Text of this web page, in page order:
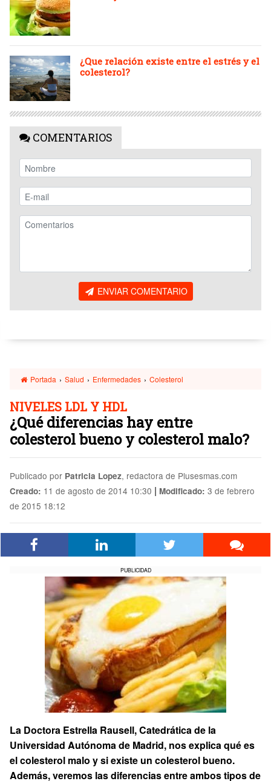
¿Que relación existe entre el estrés y el
colesterol?
COMENTARIOS
ENVIAR COMENTARIO
Portada › Salud › Enfermedades › Colesterol
NIVELES LDL Y HDL
¿Qué diferencias hay entre
colesterol bueno y colesterol malo?
Publicado por Patricia Lopez, redactora de Plusesmas.com
Creado: 11 de agosto de 2014 10:30 | Modificado: 3 de febrero
de 2015 18:12
PUBLICIDAD
La Doctora Estrella Rausell, Catedrática de la
Universidad Autónoma de Madrid, nos explica qué es
el colesterol malo y si existe un colesterol bueno.
Además, veremos las diferencias entre ambos tipos de